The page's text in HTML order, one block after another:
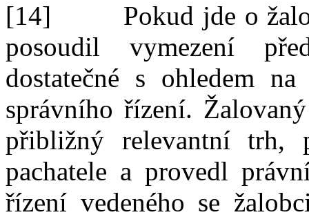
[14]
Pokud jde o
posoudil vymezení
dostatečné s ohledem
správního řízení.
přibližný relevantní trh,
pachatele a provedl
řízení vedeného se